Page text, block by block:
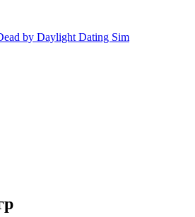
by Daylight Dating Sim